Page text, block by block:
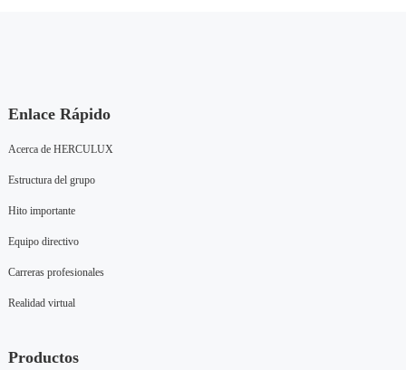
Enlace Rápido
Acerca de HERCULUX
Estructura del grupo
Hito importante
Equipo directivo
Carreras profesionales
Realidad virtual
Productos